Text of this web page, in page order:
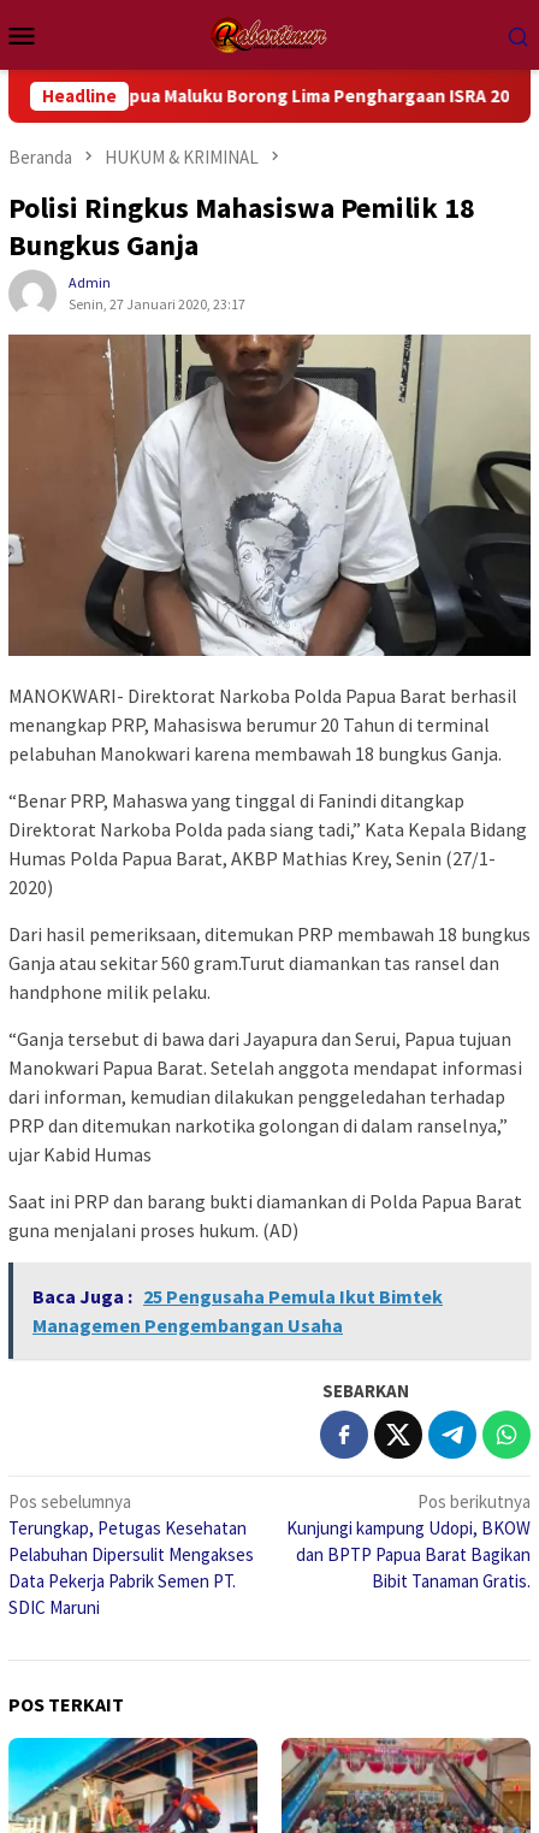
ke
kontenMobile
Headline
Maluku Borong Lima Penghargaan ISRA 2026
Beranda HUKUM & KRIMINAL
Polisi Ringkus Mahasiswa Pemilik 18
Bungkus Ganja
Admin
Senin, 27 Januari 2020, 23:17
MANOKWARI- Direktorat Narkoba Polda Papua Barat berhasil
menangkap PRP, Mahasiswa berumur 20 Tahun di terminal
pelabuhan Manokwari karena membawah 18 bungkus Ganja.
“Benar PRP, Mahaswa yang tinggal di Fanindi ditangkap
Direktorat Narkoba Polda pada siang tadi,” Kata Kepala Bidang
Humas Polda Papua Barat, AKBP Mathias Krey, Senin (27/1-
2020)
Dari hasil pemeriksaan, ditemukan PRP membawah 18 bungkus
Ganja atau sekitar 560 gram.Turut diamankan tas ransel dan
handphone milik pelaku.
“Ganja tersebut di bawa dari Jayapura dan Serui, Papua tujuan
Manokwari Papua Barat. Setelah anggota mendapat informasi
dari informan, kemudian dilakukan penggeledahan terhadap
PRP dan ditemukan narkotika golongan di dalam ranselnya,”
ujar Kabid Humas
Saat ini PRP dan barang bukti diamankan di Polda Papua Barat
guna menjalani proses hukum. (AD)
Baca Juga : 25 Pengusaha Pemula Ikut Bimtek
Managemen Pengembangan Usaha
SEBARKAN
Navigasi
pos
Pos sebelumnya
Terungkap, Petugas Kesehatan
Pelabuhan Dipersulit Mengakses
Data Pekerja Pabrik Semen PT.
SDIC Maruni
Pos berikutnya
Kunjungi kampung Udopi, BKOW
dan BPTP Papua Barat Bagikan
Bibit Tanaman Gratis.
POS TERKAIT